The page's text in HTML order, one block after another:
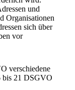
und
Organisationen
sich über
vor
verschiedene
bis 21 DSGVO